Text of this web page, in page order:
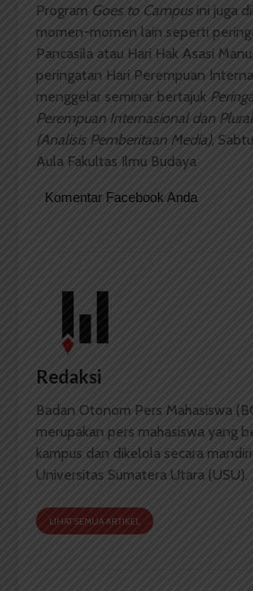
Program Goes to Campusini juga
momen-momen lain seperti
Pancasila atau Hari Hak Asasi
peringatan Hari Perempuan
menggelar seminar bertajuk
Perempuan Internasional dan
(Analisis Pemberitaan Media),
Aula Fakultas Ilmu Budaya
Komentar Facebook Anda
Redaksi
Badan Otonom Pers Mahasiswa
merupakan pers mahasiswa yang
kampus dan dikelola secara
Universitas Sumatera Utara (USU).
LIHAT SEMUA ARTIKEL